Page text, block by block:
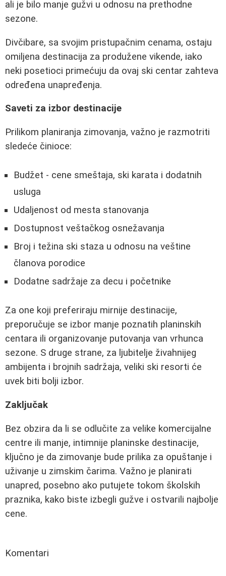
ali je bilo manje gužvi u odnosu na prethodne
sezone.
Divčibare, sa svojim pristupačnim cenama, ostaju
omiljena destinacija za produžene vikende, iako
neki posetioci primećuju da ovaj ski centar zahteva
određena unapređenja.
Saveti za izbor destinacije
Prilikom planiranja zimovanja, važno je razmotriti
sledeće činioce:
Budžet - cene smeštaja, ski karata i dodatnih
usluga
Udaljenost od mesta stanovanja
Dostupnost veštačkog osnežavanja
Broj i težina ski staza u odnosu na veštine
članova porodice
Dodatne sadržaje za decu i početnike
Za one koji preferiraju mirnije destinacije,
preporučuje se izbor manje poznatih planinskih
centara ili organizovanje putovanja van vrhunca
sezone. S druge strane, za ljubitelje živahnijeg
ambijenta i brojnih sadržaja, veliki ski resorti će
uvek biti bolji izbor.
Zaključak
Bez obzira da li se odlučite za velike komercijalne
centre ili manje, intimnije planinske destinacije,
ključno je da zimovanje bude prilika za opuštanje i
uživanje u zimskim čarima. Važno je planirati
unapred, posebno ako putujete tokom školskih
praznika, kako biste izbegli gužve i ostvarili najbolje
cene.
Komentari